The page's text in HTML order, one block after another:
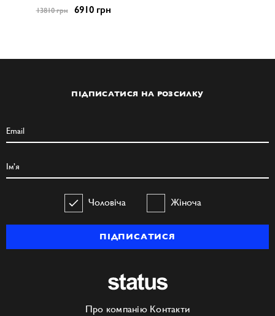
13810 грн 6910 грн
ПІДПИСАТИСЯ НА РОЗСИЛКУ
Чоловіча Жіноча
ПІДПИСАТИСЯ
Про компанію Контакти